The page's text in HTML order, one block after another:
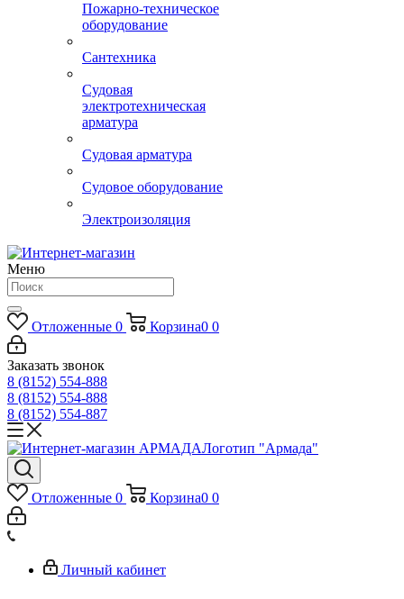
Пожарно-техническое
оборудование
Сантехника
Судовая
электротехническая
арматура
Судовая арматура
Судовое оборудование
Электроизоляция
Меню
Отложенные 0 Корзина0 0
Заказать звонок
8 (8152) 554-888
8 (8152) 554-888
8 (8152) 554-887
Логотип "Армада"
Отложенные 0 Корзина0 0
Личный кабинет